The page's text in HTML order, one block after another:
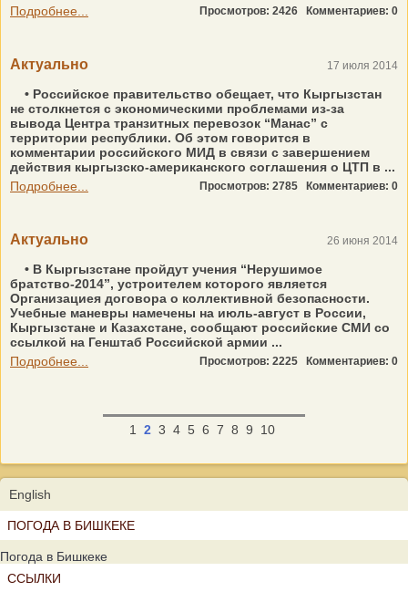
Подробнее...
Просмотров: 2426 Комментариев: 0
Актуально 17 июля 2014
• Российское правительство обещает, что Кыргызстан
не столкнется с экономическими проблемами из-за
вывода Центра транзитных перевозок “Манас” c
территории республики. Об этом говорится в
комментарии российского МИД в связи с завершением
действия кыргызско-американского соглашения о ЦТП в ...
Подробнее...
Просмотров: 2785 Комментариев: 0
Актуально 26 июня 2014
• В Кыргызстане пройдут учения “Нерушимое
братство-2014”, устроителем которого является
Организациея договора о коллективной безопасности.
Учебные маневры намечены на июль-август в России,
Кыргызстане и Казахстане, сообщают российские СМИ со
ссылкой на Генштаб Российской армии ...
Подробнее...
Просмотров: 2225 Комментариев: 0
1 2 3 4 5 6 7 8 9 10
English
ПОГОДА В БИШКЕКЕ
Погода в Бишкеке
ССЫЛКИ